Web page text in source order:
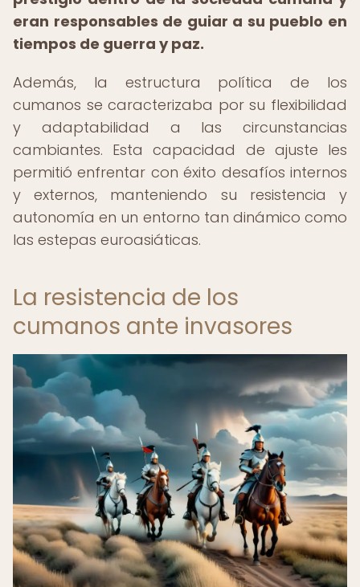
eran responsables de guiar a su pueblo en
tiempos de guerra y paz.
Además, la estructura política de los
cumanos se caracterizaba por su flexibilidad
y adaptabilidad a las circunstancias
cambiantes. Esta capacidad de ajuste les
permitió enfrentar con éxito desafíos internos
y externos, manteniendo su resistencia y
autonomía en un entorno tan dinámico como
las estepas euroasiáticas.
La resistencia de los
cumanos ante invasores